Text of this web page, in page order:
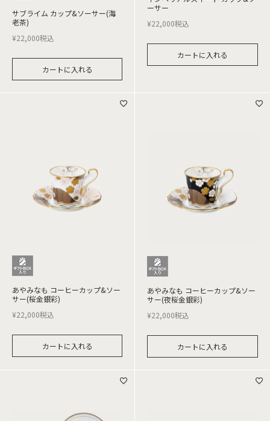
サブライム カップ&ソーサー(海
老茶)
¥22,000税込
カートに入れる
ーサー
¥22,000税込
カートに入れる
あやみなも コーヒーカップ&ソー
サー(桜金銀彩)
¥22,000税込
カートに入れる
あやみなも コーヒーカップ&ソー
サー(夜桜金銀彩)
¥22,000税込
カートに入れる